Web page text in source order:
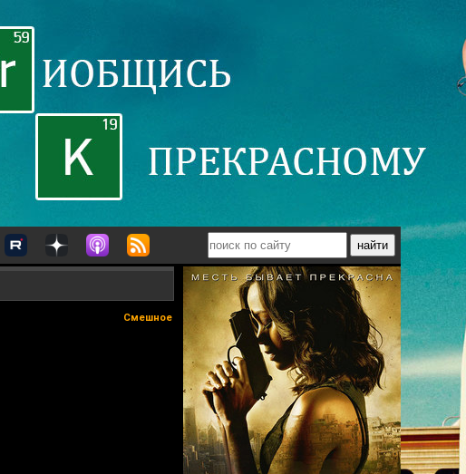
Смешное